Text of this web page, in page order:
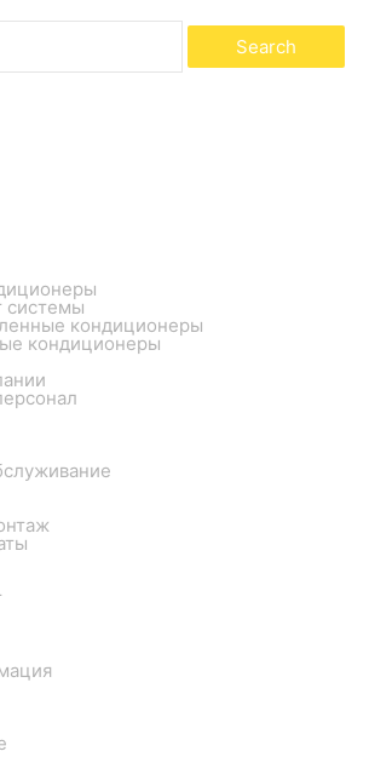
Search
системы
кондиционеры
кондиционеры